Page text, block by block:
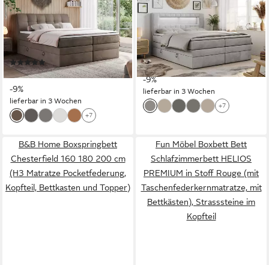
Boxspringbett GOLD 10 KING
(Set, zwei Bonell-Matratzen,
zwei Multipocket-Matratzen,
Topper T25/Visco),
Polsterbett mit Bettkasten
und fünf Matratzen -
Stauraumbett
(1)
ab 1.399,99 € UVP1.539,99 €
-9%
lieferbar in 3 Wochen
+7
Boxspringbett GOLD 5 KING
(T30-Schaum, Topper
T25/Visco, Doppelbett),
Polsterbett mit Bettkasten
und fünf Matratzen -
Stauraumbett
ab 1.669,99 € UVP1.839,99 €
-9%
lieferbar in 3 Wochen
+7
B&B Home Boxspringbett
Chesterfield 160 180 200 cm
(H3 Matratze Pocketfederung,
Kopfteil, Bettkasten und Topper)
Fun Möbel Boxbett Bett
Schlafzimmerbett HELIOS
PREMIUM in Stoff Rouge (mit
Taschenfederkernmatratze, mit
Bettkästen), Strasssteine im
Kopfteil